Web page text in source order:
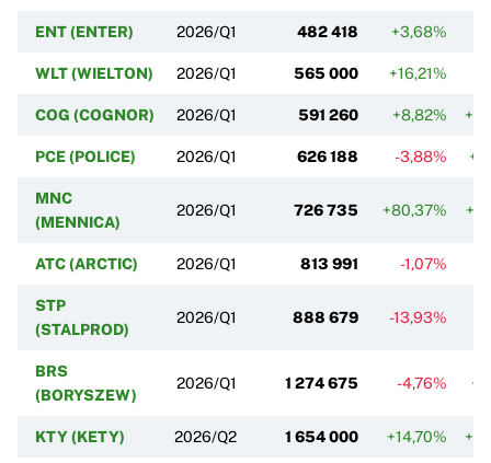
ENT (ENTER) 2026/Q1 482 418 +3,68%
WLT (WIELTON) 2026/Q1 565 000 +16,21%
COG (COGNOR) 2026/Q1 591 260 +8,82%
PCE (POLICE) 2026/Q1 626 188 -3,88%
MNC
(MENNICA)
2026/Q1 726 735 +80,37%
ATC (ARCTIC) 2026/Q1 813 991 -1,07%
STP
(STALPROD)
2026/Q1 888 679 -13,93%
BRS
(BORYSZEW)
2026/Q1 1 274 675 -4,76%
KTY (KETY) 2026/Q2 1 654 000 +14,70%